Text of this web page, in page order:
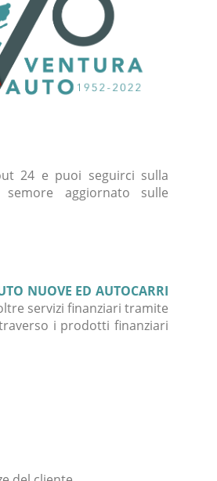
24 e puoi seguirci sulla
aggiornato sulle
NUOVE ED AUTOCARRI
servizi finanziari tramite
i prodotti finanziari